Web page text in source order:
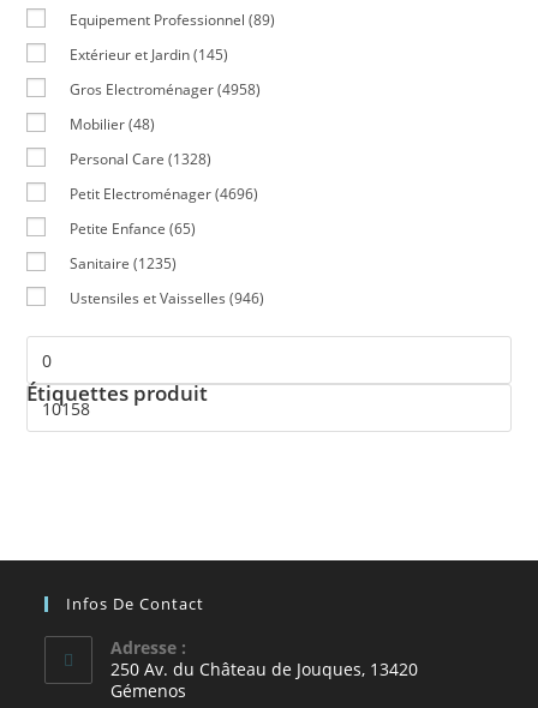
Equipement Professionnel (89)
Extérieur et Jardin (145)
Gros Electroménager (4958)
Mobilier (48)
Personal Care (1328)
Petit Electroménager (4696)
Petite Enfance (65)
Sanitaire (1235)
Ustensiles et Vaisselles (946)
Étiquettes produit
Infos De Contact
Adresse :
250 Av. du Château de Jouques, 13420
Gémenos